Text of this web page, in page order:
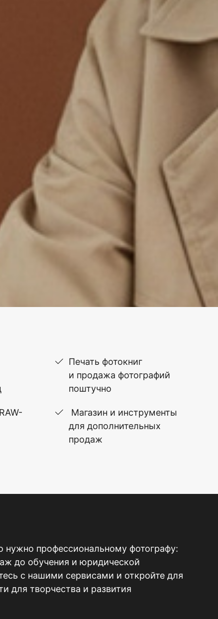
Печать фотокниг
и продажа фотографий
поштучно
Магазин и инструменты
для дополнительных
продаж
нужно профессиональному фотографу:
до обучения и юридической
с нашими сервисами и откройте для
для творчества и развития